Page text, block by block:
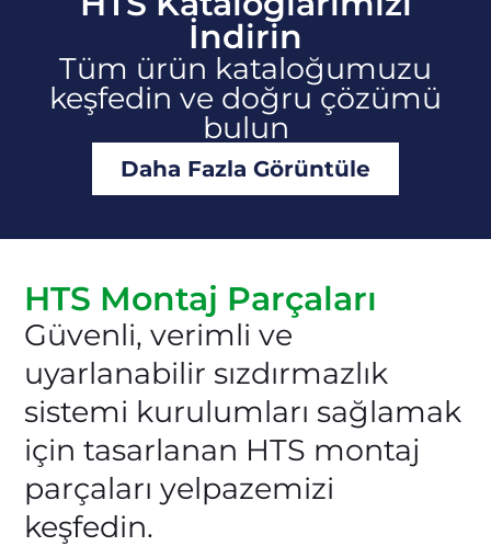
İndirin
Tüm ürün kataloğumuzu
keşfedin ve doğru çözümü
bulun
Daha Fazla Görüntüle
HTS Montaj Parçaları
Güvenli, verimli ve
uyarlanabilir sızdırmazlık
sistemi kurulumları sağlamak
için tasarlanan HTS montaj
parçaları yelpazemizi
keşfedin.